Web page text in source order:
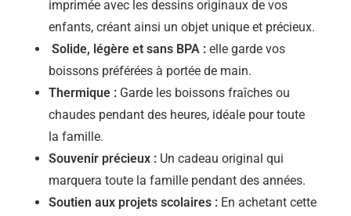
imprimée avec les dessins originaux de vos
enfants, créant ainsi un objet unique et précieux.
Solide, légère et sans BPA : elle garde vos
boissons préférées à portée de main.
Thermique : Garde les boissons fraîches ou
chaudes pendant des heures, idéale pour toute
la famille.
Souvenir précieux : Un cadeau original qui
marquera toute la famille pendant des années.
Soutien aux projets scolaires : En achetant cette